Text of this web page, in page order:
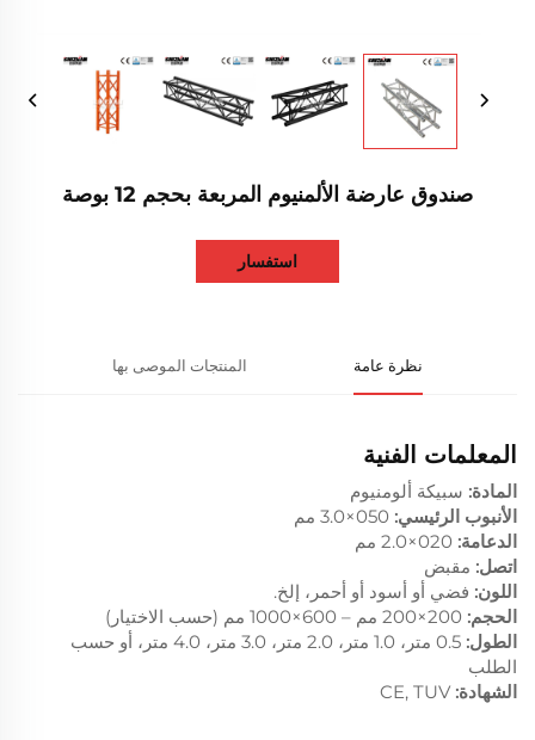
صندوق عارضة الألمنيوم المربعة بحجم 12 بوصة
استفسار
نظرة عامة المنتجات الموصى بها
المعلمات الفنية
المادة: سبيكة ألومنيوم
الأنبوب الرئيسي: 050×3.0 مم
الدعامة: 020×2.0 مم
اتصل: مقبض
اللون: فضي أو أسود أو أحمر، إلخ.
الحجم: 200×200 مم – 600×1000 مم (حسب الاختيار)
الطول:
0.5 متر، 1.0 متر، 2.0 متر، 3.0 متر، 4.0 متر، أو حسب
الطلب
الشهادة:CE, TUV